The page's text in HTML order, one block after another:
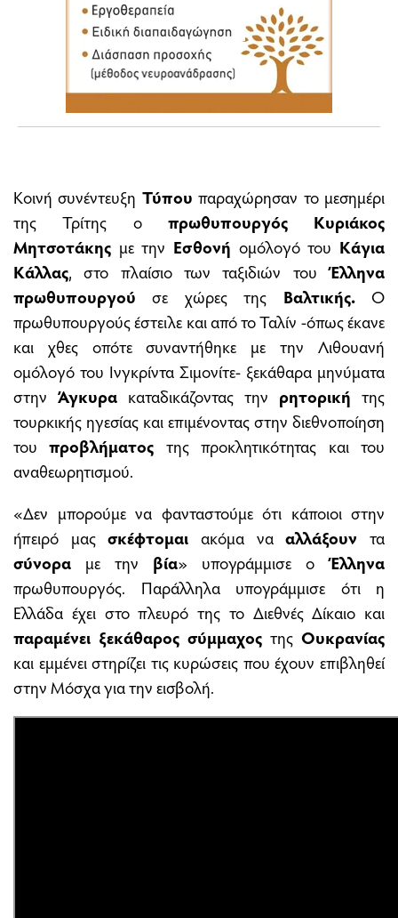
Κοινή συνέντευξη Τύπου παραχώρησαν το μεσημέρι
της Τρίτης ο πρωθυπουργός Κυριάκος
Μητσοτάκης με την Εσθονή ομόλογό του Κάγια
Κάλλας, στο πλαίσιο των ταξιδιών τουΈλληνα
πρωθυπουργού σε χώρες της Βαλτικής.Ο
πρωθυπουργούς έστειλε και από το Ταλίν -όπως έκανε
και χθες οπότε συναντήθηκε με την Λιθουανή
ομόλογό του Ινγκρίντα Σιμονίτε- ξεκάθαρα μηνύματα
στην Άγκυρα καταδικάζοντας την ρητορική της
τουρκικής ηγεσίας και επιμένοντας στην διεθνοποίηση
τουπροβλήματος της προκλητικότητας και του
αναθεωρητισμού.
«Δεν μπορούμε να φανταστούμε ότι κάποιοι στην
ήπειρό μαςσκέφτομαι ακόμα νααλλάξουν τα
σύνορα με την βία» υπογράμμισε οΈλληνα
πρωθυπουργός. Παράλληλα υπογράμμισε ότι η
Ελλάδα έχει στο πλευρό της το Διεθνές Δίκαιο και
παραμένει ξεκάθαρος σύμμαχος της Ουκρανίας
και εμμένει στηρίζει τις κυρώσεις που έχουν επιβληθεί
στην Μόσχα για την εισβολή.